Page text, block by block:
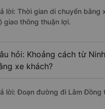
lời: Thời gian di chuyển bằng
giao thông thuận lợi.
hỏi: Khoảng cách từ
xe khách?
lời: Đoạn đường đi Lâm Đồng